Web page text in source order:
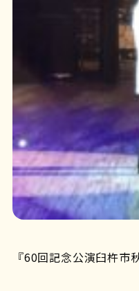
『60回記念公演臼杵市